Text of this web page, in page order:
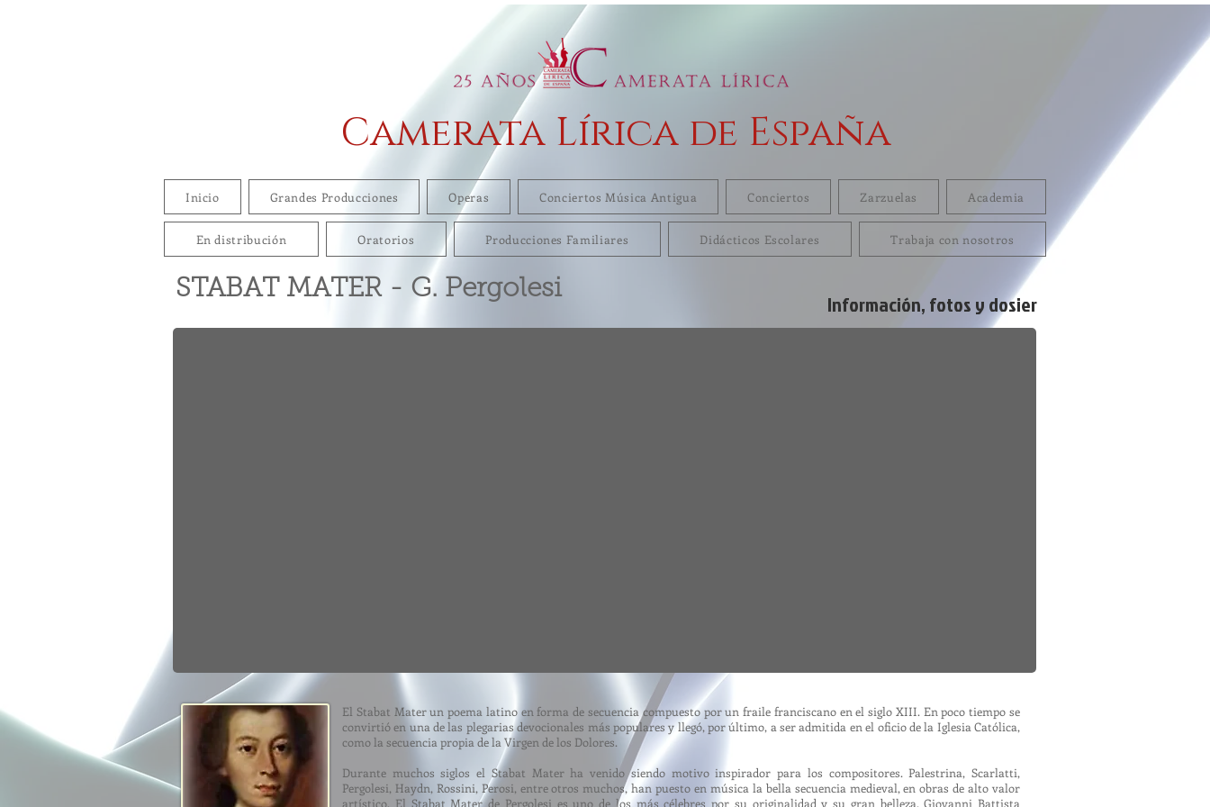
Camerata Lírica de España
Inicio Grandes Producciones Operas Conciertos Música Antigua Conciertos Zarzuelas Academia
En distribución Oratorios Producciones Familiares Didácticos Escolares Trabaja con nosotros
STABAT MATER - G. Pergolesi Información, fotos y dosier
El Stabat Mater un poema latino en forma de secuencia compuesto por un fraile franciscano en el siglo XIII. En poco tiempo se
convirtió en una de las plegarias devocionales más populares y llegó, por último, a ser admitida en el oficio de la Iglesia Católica,
como la secuencia propia de la Virgen de los Dolores.
Durante muchos siglos el Stabat Mater ha venido siendo motivo inspirador para los compositores. Palestrina, Scarlatti,
Pergolesi, Haydn, Rossini, Perosi, entre otros muchos, han puesto en música la bella secuencia medieval, en obras de alto valor
artístico. El Stabat Mater de Pergolesi es uno de los más célebres por su originalidad y su gran belleza. Giovanni Battista